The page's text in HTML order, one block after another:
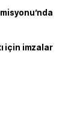
için imzalar